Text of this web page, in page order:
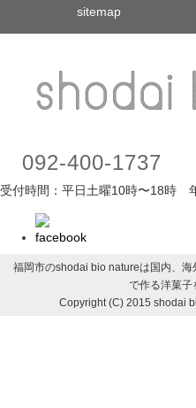
sitemap
092-400-1737
受付時間：平日土曜10時〜18時
福岡市のshodai bio natureは国内、
で作る洋菓子
Copyright (C) 2015 shodai